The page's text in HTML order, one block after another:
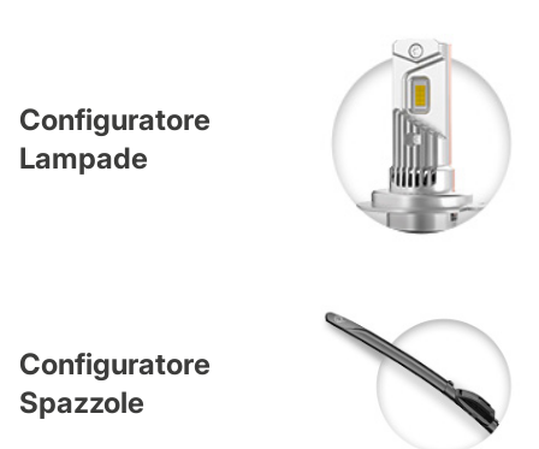
Configuratore
Lampade
Configuratore
Spazzole